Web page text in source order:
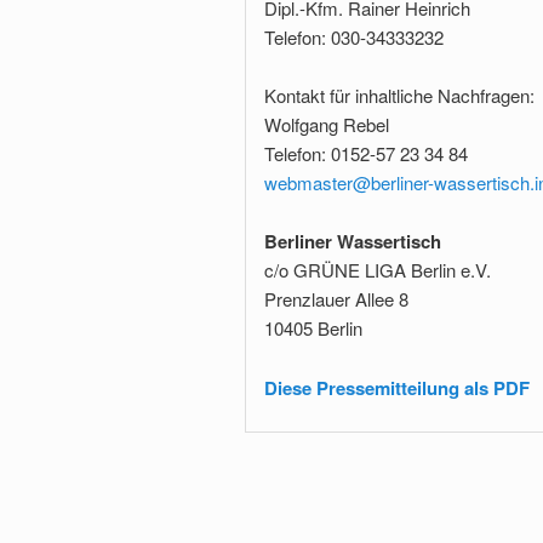
Dipl.-Kfm. Rainer Heinrich
Telefon: 030-34333232
Kontakt für inhaltliche Nachfragen:
Wolfgang Rebel
Telefon: 0152-57 23 34 84
webmaster@berliner-
Berliner Wassertisch
c/o GRÜNE LIGA Berlin e.V.
Prenzlauer Allee 8
10405 Berlin
Diese Pressemitteilung als PDF